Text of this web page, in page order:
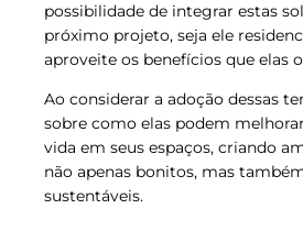
possibilidade de integrar estas
próximo projeto, seja ele
aproveite os benefícios que elas
Ao considerar a adoção dessas
sobre como elas podem
vida em seus espaços, criando
não apenas bonitos, mas
sustentáveis.